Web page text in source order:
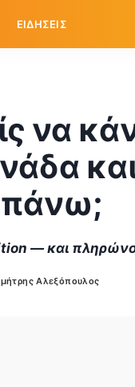
ΕΙΔΗΣΕΙΣ
να
— και
Αλεξόπουλος